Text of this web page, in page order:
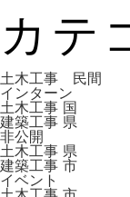
カテ
土木工事 民間
インターン
土木工事 国
建築工事 県
非公開
土木工事 県
建築工事 市
イベント